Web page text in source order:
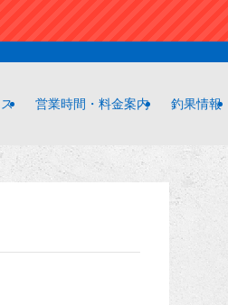
営業時間・料金案内 釣果情報